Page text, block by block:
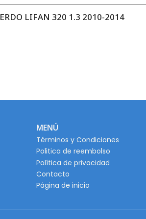
LIFAN 320 1.3 2010-2014
MENÚ
Términos y Condiciones
Politica de reembolso
Política de privacidad
Contacto
Página de inicio